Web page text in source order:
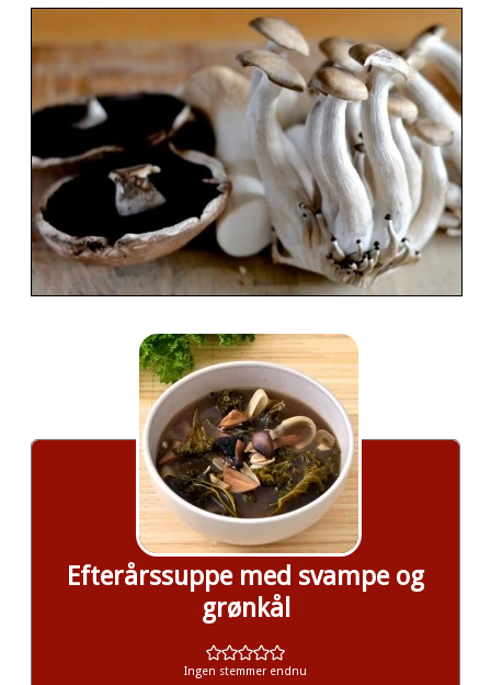
Efterårssuppe med svampe og
grønkål
Ingen stemmer endnu